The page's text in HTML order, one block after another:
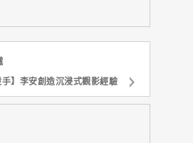
】李安創造沉浸式觀影經驗